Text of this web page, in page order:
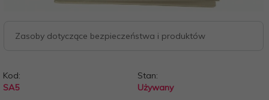
Zasoby dotyczące bezpieczeństwa i produktów
Kod:
SA5
Stan:
Używany